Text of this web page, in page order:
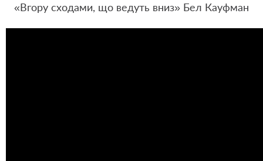
«Вгору сходами, що ведуть вниз» Бел Кауфман